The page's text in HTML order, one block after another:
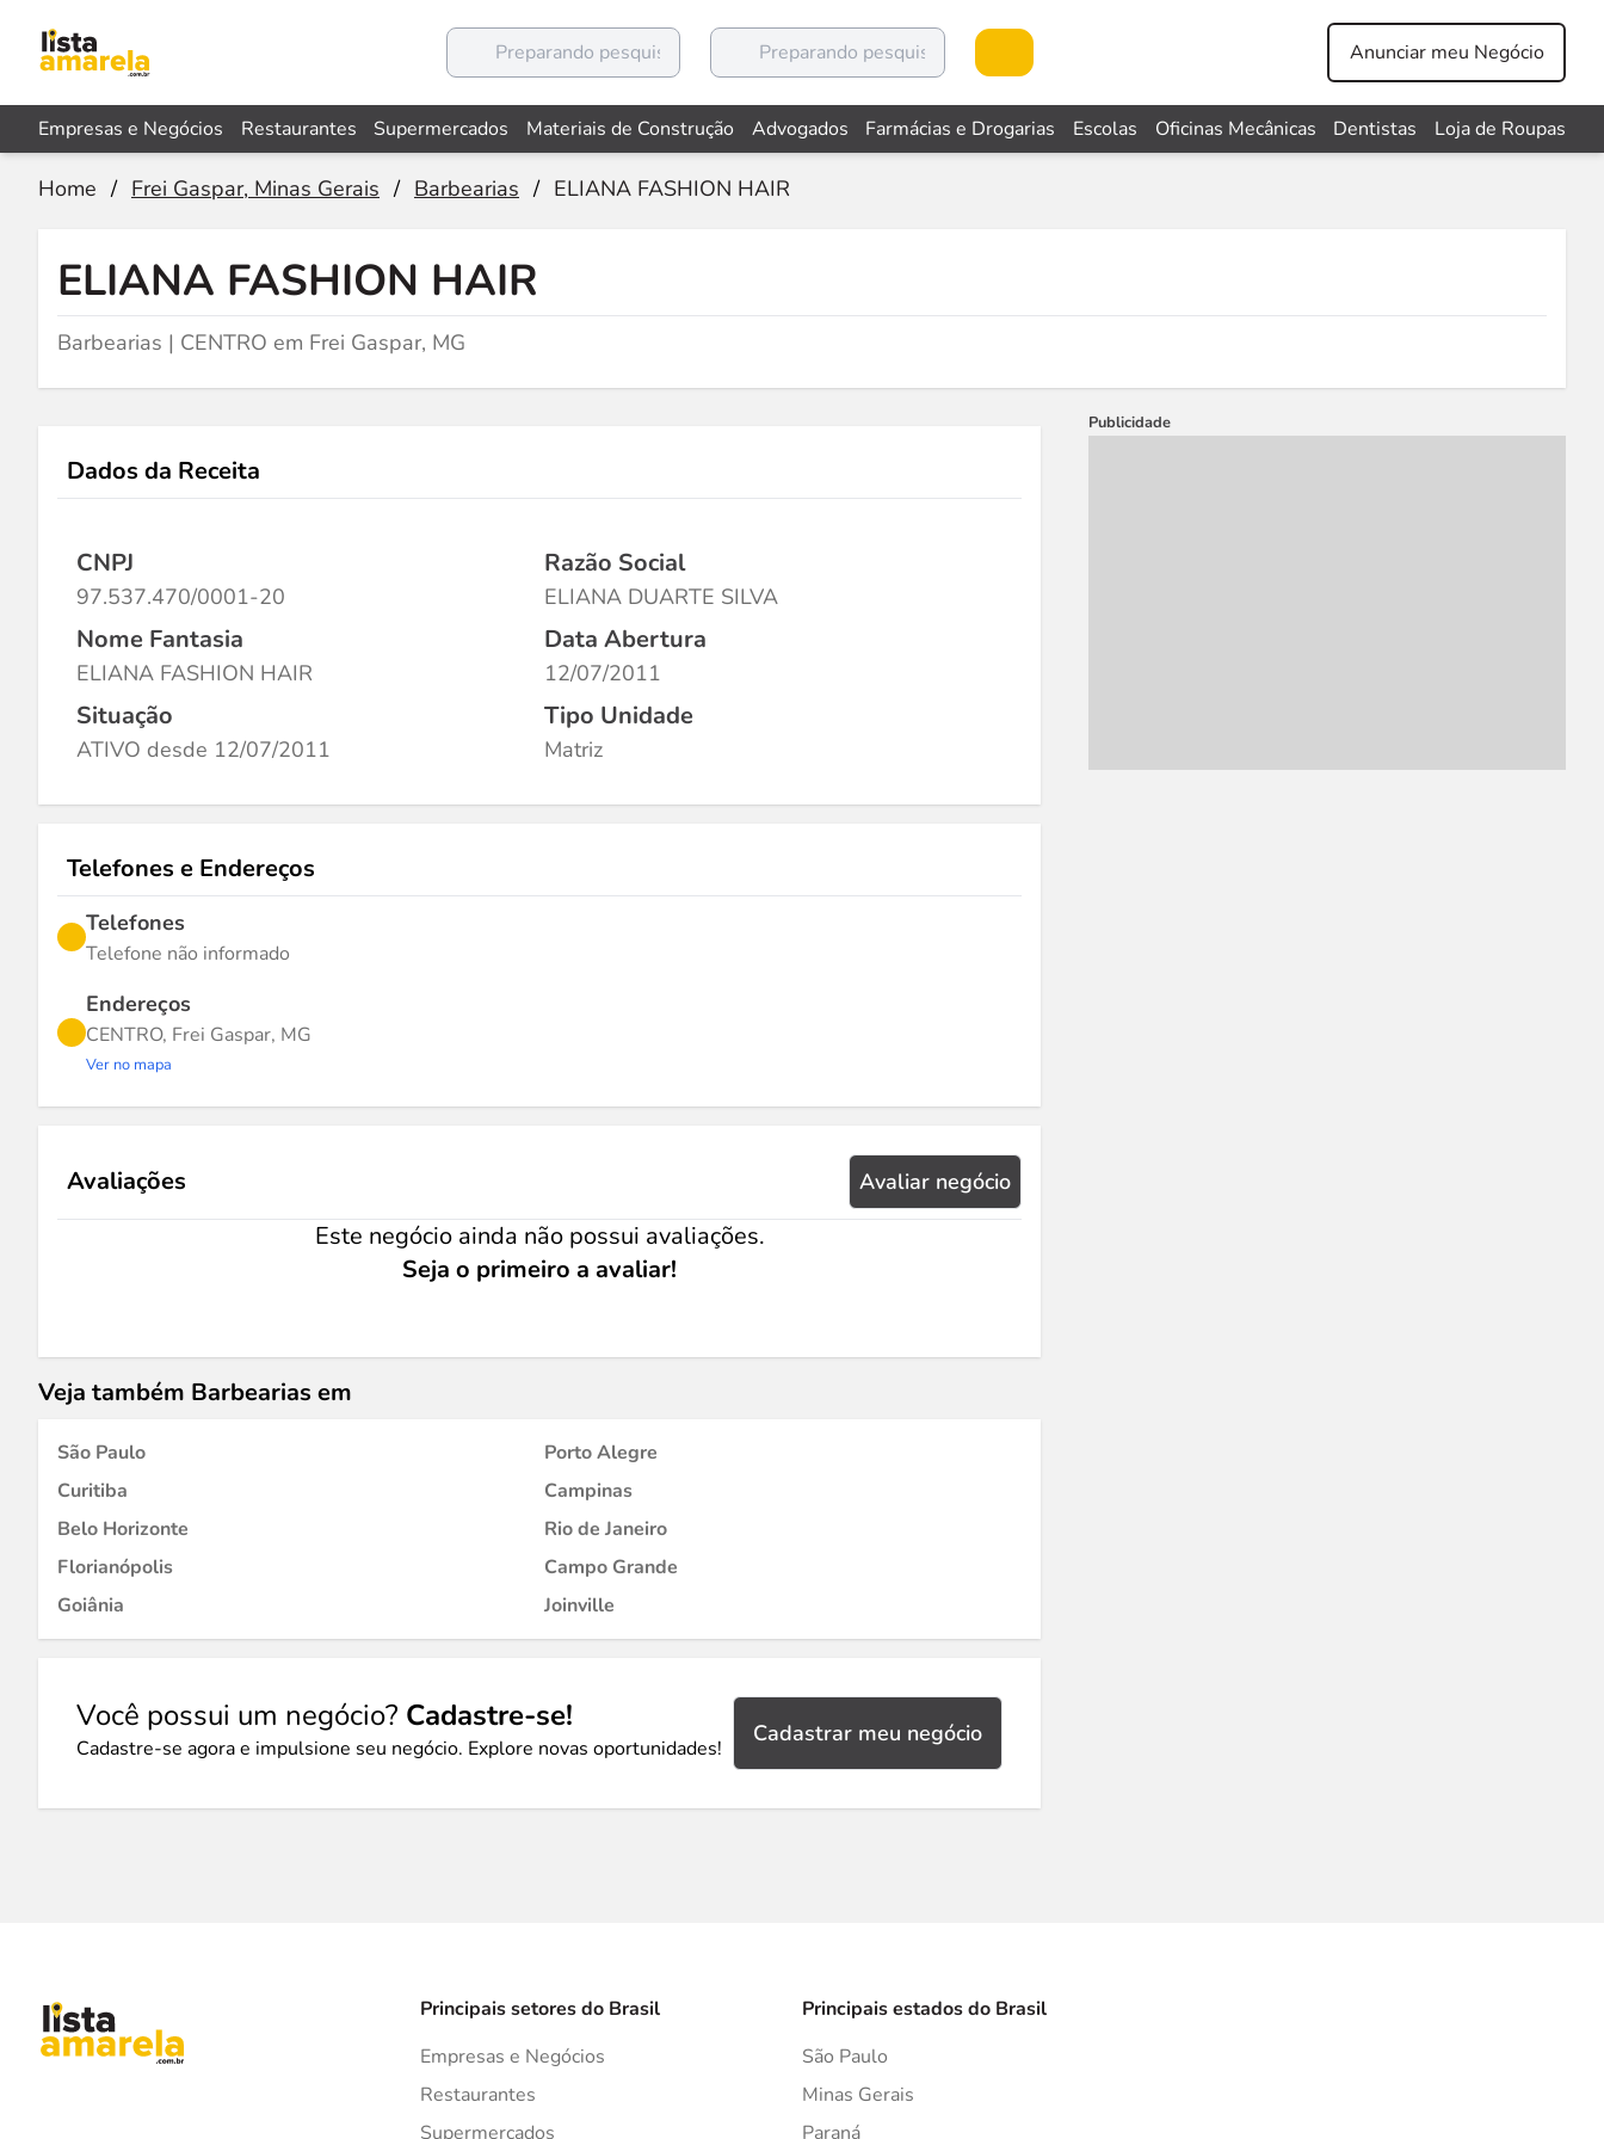
Anunciar meu Negócio
Empresas e Negócios Restaurantes Supermercados Materiais de Construção Advogados Farmácias e Drogarias Escolas Oficinas Mecânicas Dentistas Loja de Roupas
Home / Frei Gaspar, Minas Gerais / Barbearias / ELIANA FASHION HAIR
ELIANA FASHION HAIR
Barbearias | CENTRO em Frei Gaspar, MG
Dados da Receita
CNPJ
97.537.470/0001-20
Razão Social
ELIANA DUARTE SILVA
Nome Fantasia
ELIANA FASHION HAIR
Data Abertura
12/07/2011
Situação
ATIVO desde 12/07/2011
Tipo Unidade
Matriz
Telefones e Endereços
Telefones
Telefone não informado
Endereços
CENTRO, Frei Gaspar, MG
Ver no mapa
Avaliações Avaliar negócio
Este negócio ainda não possui avaliações.
Seja o primeiro a avaliar!
Veja também Barbearias em
São Paulo
Porto Alegre
Curitiba
Campinas
Belo Horizonte
Rio de Janeiro
Florianópolis
Campo Grande
Goiânia
Joinville
Você possui um negócio? Cadastre-se!
Cadastre-se agora e impulsione seu negócio. Explore novas oportunidades!
Cadastrar meu negócio
Publicidade
Principais setores do Brasil
Empresas e Negócios
Restaurantes
Supermercados
Principais estados do Brasil
São Paulo
Minas Gerais
Paraná